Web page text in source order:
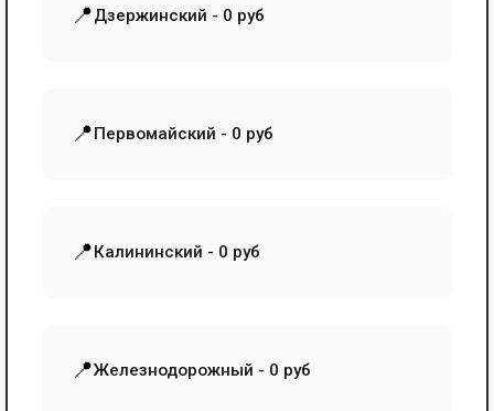
📍Дзержинский - 0 руб
📍Первомайский - 0 руб
📍Калининский - 0 руб
📍Железнодорожный - 0 руб